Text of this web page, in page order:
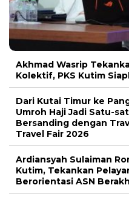
Akhmad Wasrip
Kolektif, PKS Kutim
Dari Kutai Timur ke
Umroh Haji Jadi Satu-
Bersanding dengan
Travel Fair 2026
Ardiansyah Sulaiman
Kutim, Tekankan
Berorientasi ASN